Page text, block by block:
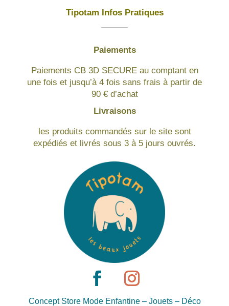
Tipotam Infos Pratiques
Paiements
Paiements CB 3D SECURE au comptant en
une fois et jusqu’à 4 fois sans frais à partir de
90 € d’achat
Livraisons
les produits commandés sur le site sont
expédiés et livrés sous 3 à 5 jours ouvrés.
Concept Store Mode Enfantine – Jouets – Déco